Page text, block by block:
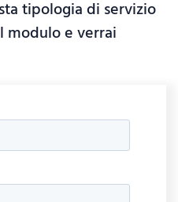
tipologia di servizio
modulo e verrai